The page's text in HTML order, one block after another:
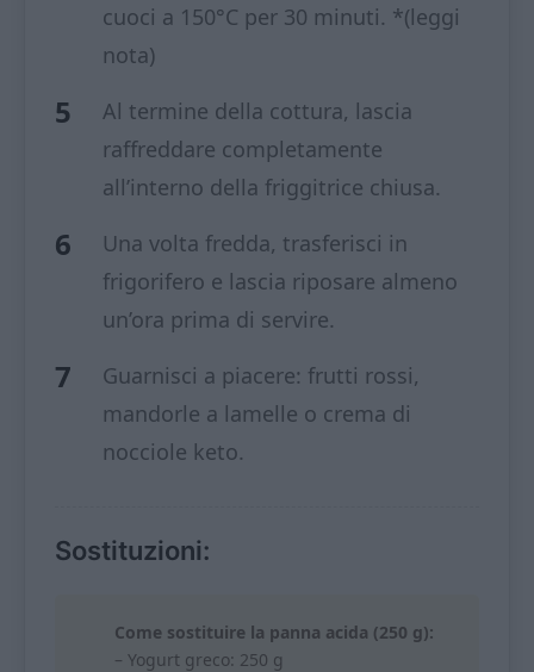
cuoci a 150°C per 30 minuti. *(leggi
nota)
Al termine della cottura, lascia
raffreddare completamente
all’interno della friggitrice chiusa.
Una volta fredda, trasferisci in
frigorifero e lascia riposare almeno
un’ora prima di servire.
Guarnisci a piacere: frutti rossi,
mandorle a lamelle o crema di
nocciole keto.
Sostituzioni:
Come sostituire la panna acida (250 g):
– Yogurt greco: 250 g